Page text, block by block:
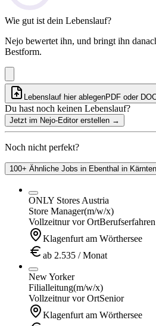
Wie gut ist dein Lebenslauf?
Nejo bewertet ihn, und bringt ihn
Bestform.
Lebenslauf hier ablegenPDF oder
Du hast noch keinen Lebenslauf?
Jetzt im Nejo-Editor erstellen →
Noch nicht perfekt?
100+ Ähnliche Jobs in Ebenthal in Kärnten
ONLY Stores Austria
Store Manager(m/w/x)
Vollzeitnur vor OrtBerufserfahren
Klagenfurt am Wörthersee
ab 2.535 / Monat
New Yorker
Filialleitung(m/w/x)
Vollzeitnur vor OrtSenior
Klagenfurt am Wörthersee